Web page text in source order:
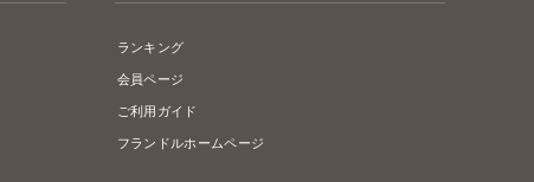
ランキング
会員ページ
ご利用ガイド
フランドルホームページ